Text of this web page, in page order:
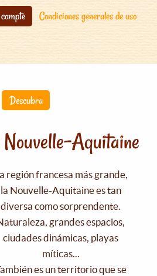
Condiciones generales de uso
Descubra
Aquitaine
región francesa más grande,
la Nouvelle-Aquitaine es tan
diversa como sorprendente.
grandes espacios,
ciudades dinámicas, playas
míticas...
es un territorio que se